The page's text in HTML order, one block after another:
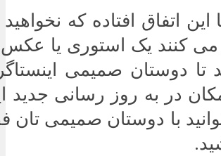
این اتفاق افتاده که
می کنند یک استوری یا عکس
دوستان صمیمی
در به روز رسانی جدید
با دوستان صمیمی